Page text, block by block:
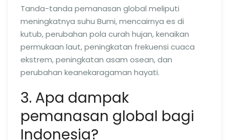
Tanda-tanda pemanasan global meliputi
meningkatnya suhu Bumi, mencairnya es di
kutub, perubahan pola curah hujan, kenaikan
permukaan laut, peningkatan frekuensi cuaca
ekstrem, peningkatan asam osean, dan
perubahan keanekaragaman hayati.
3. Apa dampak
pemanasan global bagi
Indonesia?